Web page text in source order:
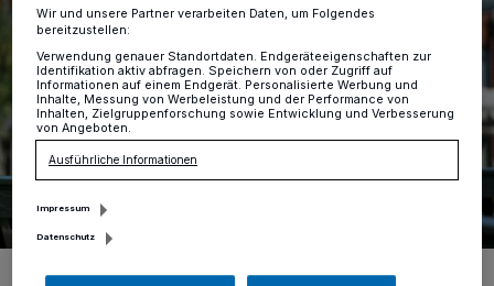
Wir und unsere Partner verarbeiten Daten, um Folgendes
bereitzustellen:
Verwendung genauer Standortdaten. Endgeräteeigenschaften zur
Identifikation aktiv abfragen. Speichern von oder Zugriff auf
Informationen auf einem Endgerät. Personalisierte Werbung und
Inhalte, Messung von Werbeleistung und der Performance von
Inhalten, Zielgruppenforschung sowie Entwicklung und Verbesserung
von Angeboten.
Ausführliche Informationen
Impressum
Datenschutz